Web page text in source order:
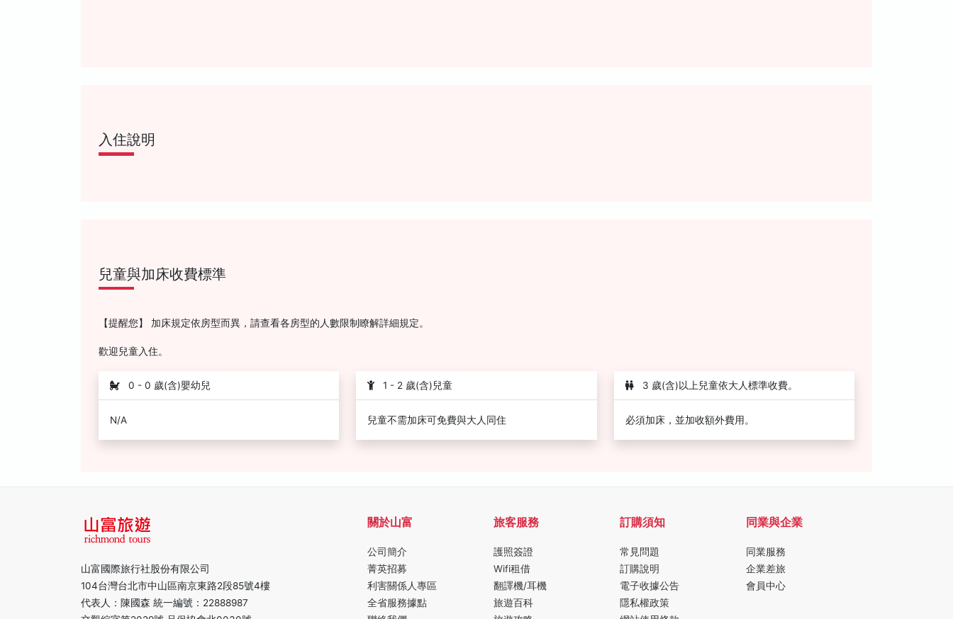
入住說明
兒童與加床收費標準
【提醒您】 加床規定依房型而異，請查看各房型的人數限制瞭解詳細規定。
歡迎兒童入住。
0 - 0 歲(含)嬰幼兒
N/A
1 - 2 歲(含)兒童
兒童不需加床可免費與大人同住
3 歲(含)以上兒童依大人標準收費。
必須加床，並加收額外費用。
山富國際旅行社股份有限公司
104台灣台北市中山區南京東路2段85號4樓
代表人：陳國森 統一編號：22888987
關於山富
公司簡介
菁英招募
利害關係人專區
全省服務據點
旅客服務
護照簽證
Wifi租借
翻譯機/耳機
旅遊百科
訂購須知
常見問題
訂購說明
電子收據公告
隱私權政策
同業與企業
同業服務
企業差旅
會員中心